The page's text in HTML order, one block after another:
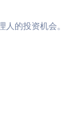
的投资机会。